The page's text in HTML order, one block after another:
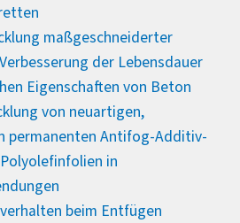
maßgeschneiderter
der Lebensdauer
Eigenschaften von Beton
von neuartigen,
permanenten Antifog-Additiv-
in
beim Entfügen